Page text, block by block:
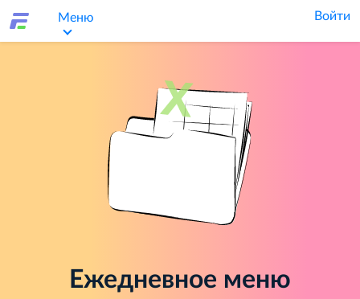
Меню Войти
Ежедневное меню